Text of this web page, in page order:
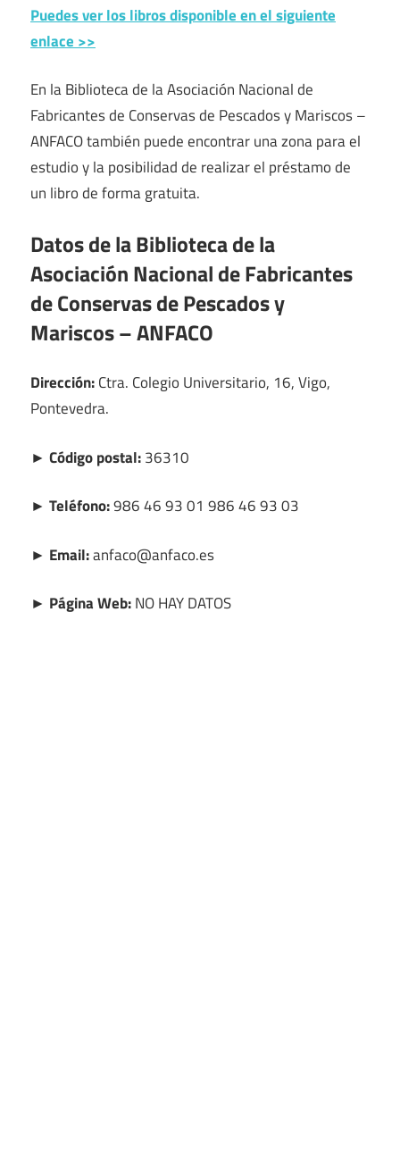
Puedes ver los libros disponible en el siguiente
enlace >>
En la Biblioteca de la Asociación Nacional de
Fabricantes de Conservas de Pescados y Mariscos –
ANFACO también puede encontrar una zona para el
estudio y la posibilidad de realizar el préstamo de
un libro de forma gratuita.
Datos de la Biblioteca de la
Asociación Nacional de Fabricantes
de Conservas de Pescados y
Mariscos – ANFACO
Dirección:Ctra. Colegio Universitario, 16, Vigo,
Pontevedra.
► Código postal:36310
► Teléfono:986 46 93 01 986 46 93 03
► Email:anfaco@anfaco.es
► Página Web:NO HAY DATOS